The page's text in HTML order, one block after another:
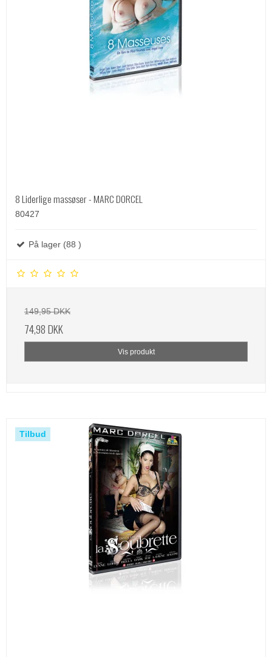
8 Liderlige massøser - MARC DORCEL
80427
På lager (88 )
149,95 DKK
74,98 DKK
Vis produkt
Tilbud